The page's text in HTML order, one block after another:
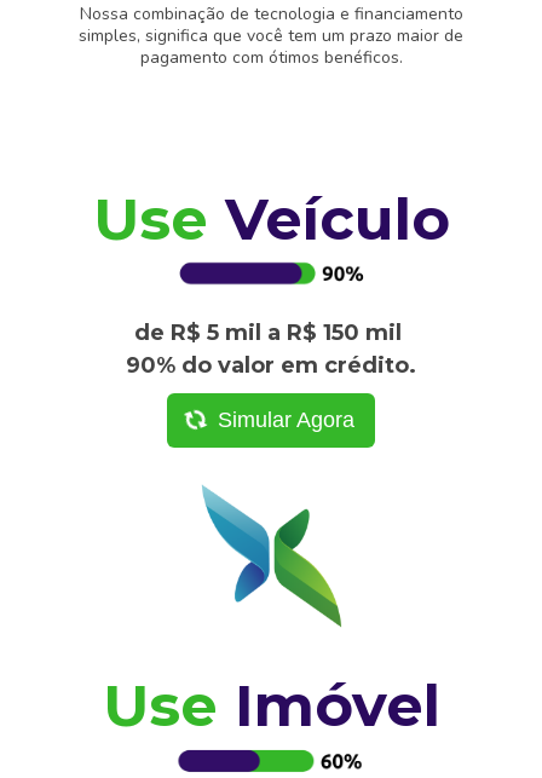
Nossa combinação de tecnologia e financiamento
simples, significa que você tem um prazo maior de
pagamento com ótimos benéficos.
UseVeículo
de R$ 5 mil a R$ 150 mil
90% do valor em crédito.
Simular Agora
Use Imóvel